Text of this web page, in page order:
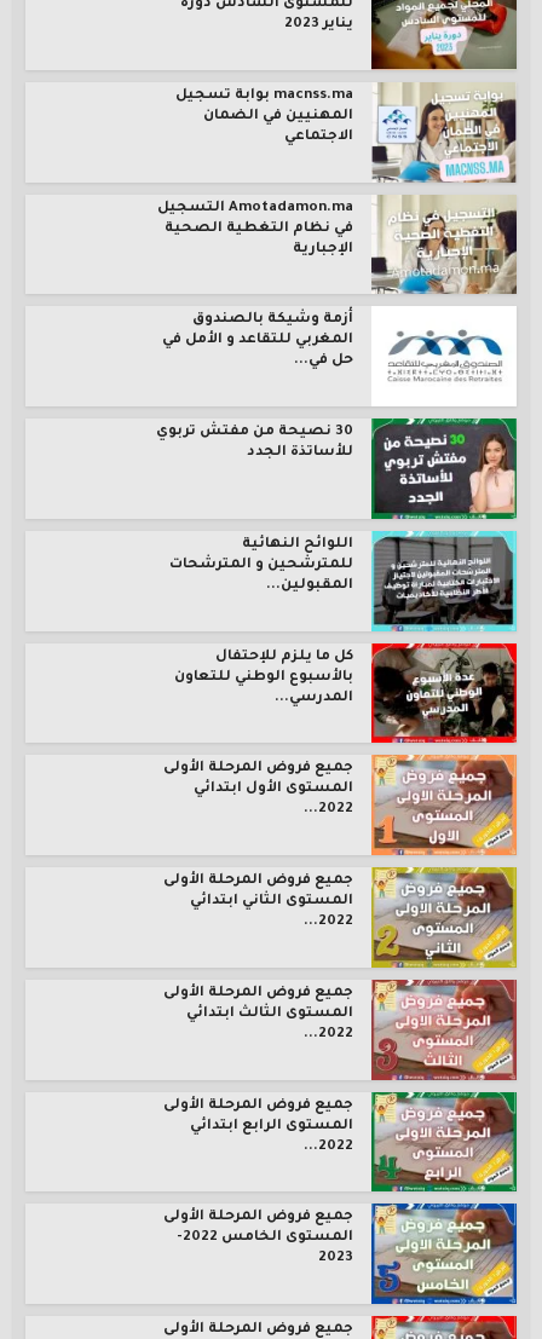
للمستوى السادس دورة
يناير 2023
macnss.ma بوابة تسجيل
المهنيين في الضمان
الاجتماعي
Amotadamon.ma التسجيل
في نظام التغطية الصحية
الإجبارية
أزمة وشيكة بالصندوق
المغربي للتقاعد و الأمل في
حل في...
30 نصيحة من مفتش تربوي
للأساتذة الجدد
اللوائح النهائية
للمترشحين و المترشحات
المقبولين...
كل ما يلزم للإحتفال
بالأسبوع الوطني للتعاون
المدرسي...
جميع فروض المرحلة الأولى
المستوى الأول ابتدائي
2022...
جميع فروض المرحلة الأولى
المستوى الثاني ابتدائي
2022...
جميع فروض المرحلة الأولى
المستوى الثالث ابتدائي
2022...
جميع فروض المرحلة الأولى
المستوى الرابع ابتدائي
2022...
جميع فروض المرحلة الأولى
المستوى الخامس 2022-
2023
جميع فروض المرحلة الأولى